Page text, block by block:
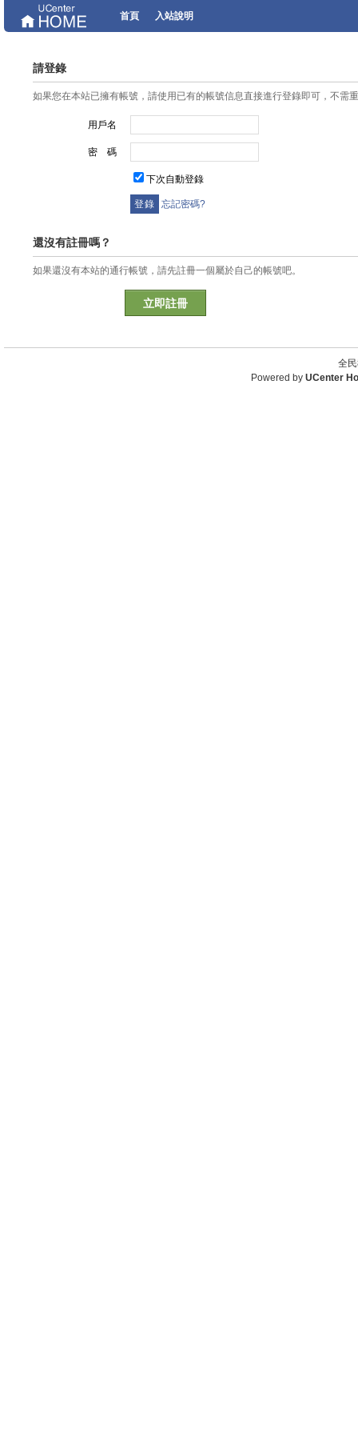
首頁 入站說明
請登錄
如果您在本站已擁有帳號，請使用已有的帳號信息直接進行登錄即可，不需
用戶名
密 碼
下次自動登錄
忘記密碼?
還沒有註冊嗎？
如果還沒有本站的通行帳號，請先註冊一個屬於自己的帳號吧。
立即註冊
全
Powered by UCenter